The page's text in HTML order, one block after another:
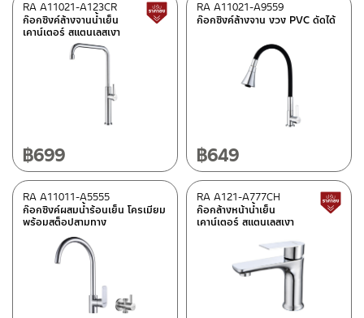
ก๊อกซิงค์ล้างจานน้ำเย็น
เคาน์เตอร์ สแตนเลสเงา
RA A11021-A123CR สินค้าปรับราคาลดลง
฿699
ก๊อกซิงค์ล้างจาน งวง PVC ดัดได้
RA A11021-A9559
฿649
ก๊อกซิงค์ผสมน้ำร้อนเย็น โครเมียม
พร้อมสต็อปสามทาง
RA A11011-A5555
ก๊อกล้างหน้าน้ำเย็น
เคาน์เตอร์ สแตนเลสเงา
RA A121-A777CH